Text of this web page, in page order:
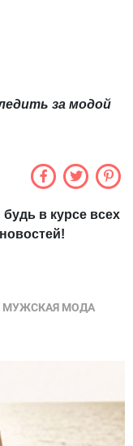
за модой
будь в курсе всех
МУЖСКАЯ МОДА